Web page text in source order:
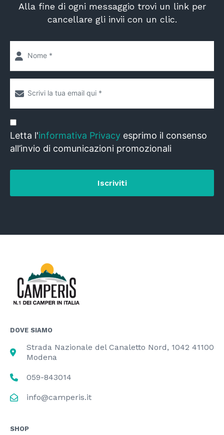
Alla fine di ogni messaggio trovi un link per
cancellare gli invii con un clic.
Letta l'informativa Privacy esprimo il consenso
all’invio di comunicazioni promozionali
Iscriviti
DOVE SIAMO
Strada Nazionale del Canaletto Nord, 1042 41100
Modena
059-843014
info@camperis.it
SHOP